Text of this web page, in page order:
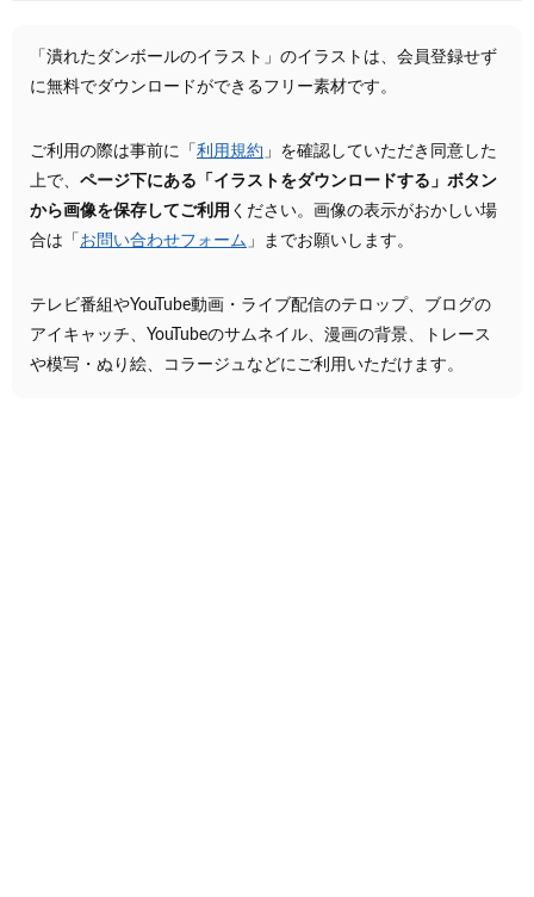
「潰れたダンボールのイラスト」のイラストは、会員登録せず
に無料でダウンロードができるフリー素材です。
ご利用の際は事前に「 利用規約 」を確認していただき同意した
上で、 ページ下にある「イラストをダウンロードする」ボタン
から画像を保存してご利用 ください。画像の表示がおかしい場
合は「 お問い合わせフォーム 」までお願いします。
テレビ番組やYouTube動画・ライブ配信のテロップ、ブログの
アイキャッチ、YouTubeのサムネイル、漫画の背景、トレース
や模写・ぬり絵、コラージュなどにご利用いただけます。